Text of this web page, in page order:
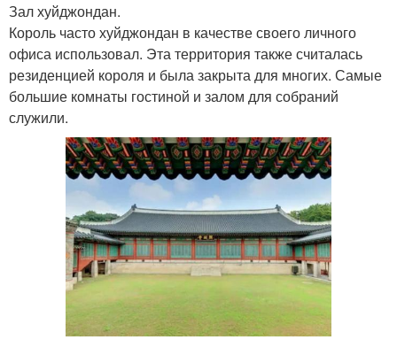
Зал хуйджондан.
Король часто хуйджондан в качестве своего личного
офиса использовал. Эта территория также считалась
резиденцией короля и была закрыта для многих. Самые
большие комнаты гостиной и залом для собраний
служили.